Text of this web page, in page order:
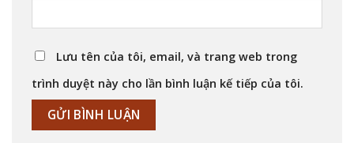
Lưu tên của tôi, email, và trang web trong
trình duyệt này cho lần bình luận kế tiếp của tôi.